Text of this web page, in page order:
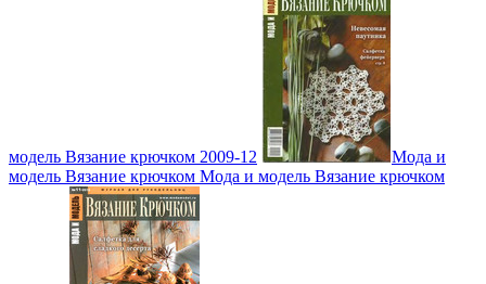
модель Вязание крючком 2009-12
Мода и
модель Вязание крючком Мода и модель Вязание крючком